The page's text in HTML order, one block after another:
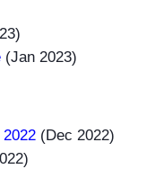
(Jan 2023)
(Dec 2022)